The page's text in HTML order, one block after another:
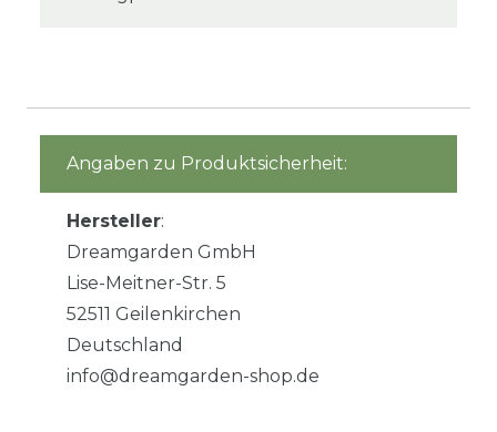
Angaben zu Produktsicherheit:
Hersteller:
Dreamgarden GmbH
Lise-Meitner-Str. 5
52511 Geilenkirchen
Deutschland
info@dreamgarden-shop.de